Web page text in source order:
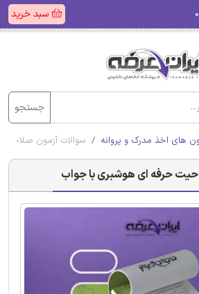
سبد خرید
جستجو
های اخذ مدرک و پروانه سوالات آزمون
حرفه ای هوشبری با جواب